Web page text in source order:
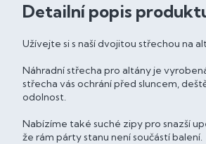
Detailní popis
Užívejte si s naší dvojitou střechou na
Náhradní střecha pro altány je
střecha vás ochrání před sluncem,
odolnost.
Nabízíme také suché zipy pro snazší
že rám párty stanu není součástí balení.